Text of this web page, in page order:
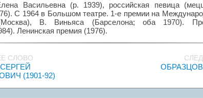
Васильевна (р. 1939), российская певица
С 1964 в Большом театре. 1-е премии на
В. Виньяса (Барселона; оба 1970).
Ленинская премия (1976).
СЛОВО
(1901-92)